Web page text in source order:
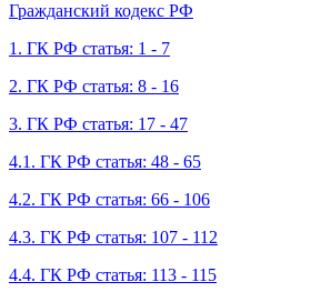
Гражданский кодекс РФ
1. ГК РФ статья: 1 - 7
2. ГК РФ статья: 8 - 16
3. ГК РФ статья: 17 - 47
4.1. ГК РФ статья: 48 - 65
4.2. ГК РФ статья: 66 - 106
4.3. ГК РФ статья: 107 - 112
4.4. ГК РФ статья: 113 - 115